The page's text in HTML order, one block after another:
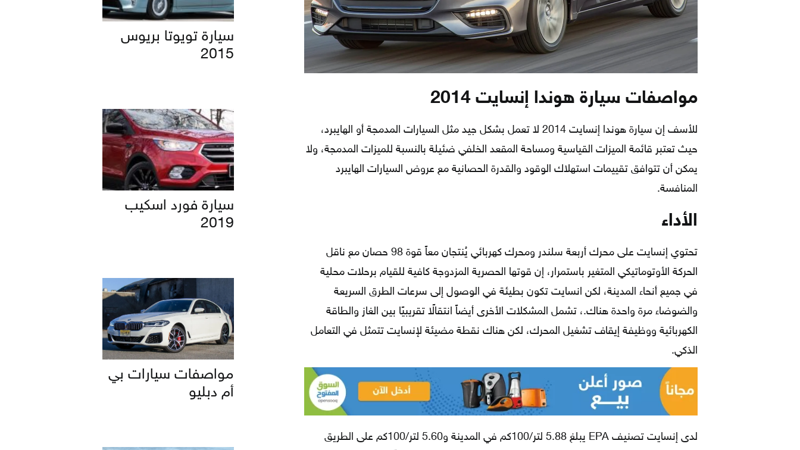
مواصفات سيارة هوندا إنسايت 2014
للأسف إن سيارة هوندا إنسايت 2014 لا تعمل بشكل جيد مثل السيارات المدمجة أو الهايبرد،
حيث تعتبر قائمة الميزات القياسية ومساحة المقعد الخلفي ضئيلة بالنسبة للميزات المدمجة، ولا
يمكن أن تتوافق تقييمات استهلاك الوقود والقدرة الحصانية مع عروض السيارات الهايبرد
المنافسة.
الأداء
تحتوي إنسايت على محرك أربعة سلندر ومحرك كهربائي يُنتجان معاً قوة 98 حصان مع ناقل
الحركة الأوتوماتيكي المتغير باستمرار، إن قوتها الحصرية المزدوجة كافية للقيام برحلات محلية
في جميع أنحاء المدينة، لكن انسايت تكون بطيئة في الوصول إلى سرعات الطرق السريعة
والضوضاء مرة واحدة هناك.، تشمل المشكلات الأخرى أيضاً انتقالًا تقريبيًا بين الغاز والطاقة
الكهربائية ووظيفة إيقاف تشغيل المحرك، لكن هناك نقطة مضيئة لإنسايت تتمثل في التعامل
الذكي.
لدى إنسايت تصنيف EPA يبلغ 5.88 لتر/100كم في المدينة و5.60 لتر/100كم على الطريق
سيارة تويوتا بريوس
2015
سيارة فورد اسكيب
2019
مواصفات سيارات بي
أم دبليو